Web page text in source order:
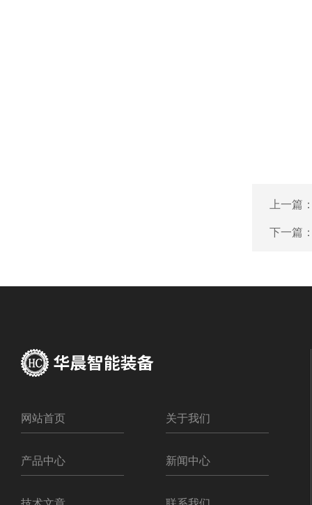
上一篇
下一篇
网站首页 关于我们
产品中心 新闻中心